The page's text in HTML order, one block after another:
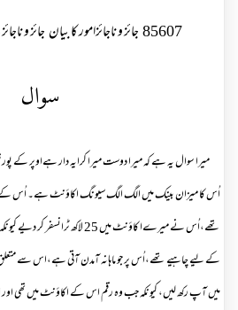
85607جائز و ناجائزامور کا بیان جائز و
سوال
میرا سوال یہ ہے کہ میرا دوست میرا کرایہ دار ہےاوپر کے
تھے،اُس نے میرےا کاؤنٹ میں 25 لاکھ ٹرانسفر کر دیے کیونکہ مجھے آٹھ مہینے کے لیے
کے لیے چاہیے تھے،اُس پر جو ماہانہ آمدن آتی ہے،اس سے
میں آپ رکھ لیں، کیونکہ جب وہ رقم اس کے اکاؤنٹ میں تھی